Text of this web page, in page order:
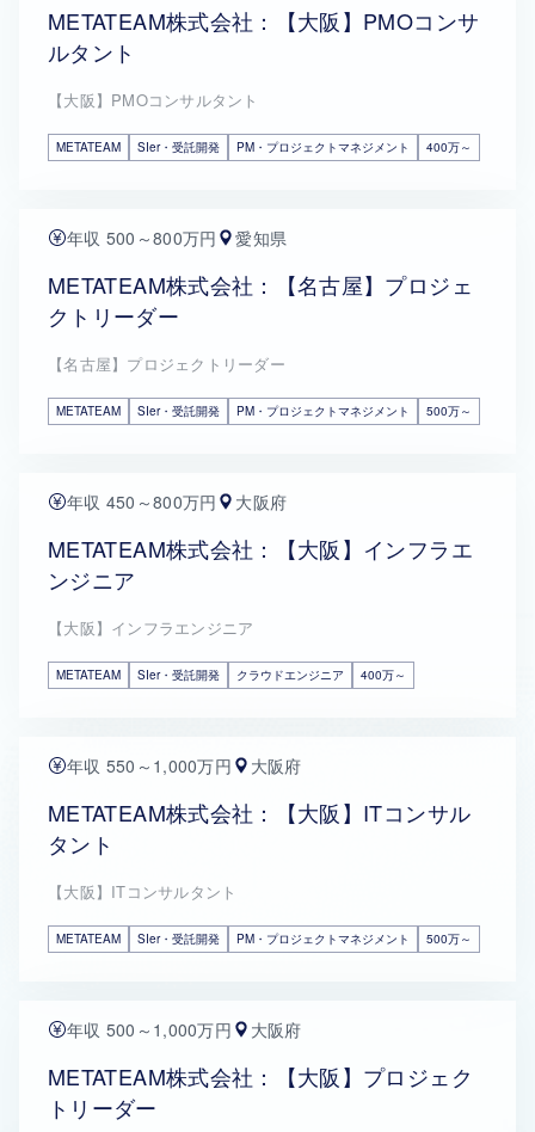
METATEAM株式会社：【大阪】PMOコンサ
ルタント
【大阪】PMOコンサルタント
METATEAM SIer・受託開発 PM・プロジェクトマネジメント 400万～
年収 500～800万円 愛知県
METATEAM株式会社：【名古屋】プロジェ
クトリーダー
【名古屋】プロジェクトリーダー
METATEAM SIer・受託開発 PM・プロジェクトマネジメント 500万～
年収 450～800万円 大阪府
METATEAM株式会社：【大阪】インフラエ
ンジニア
【大阪】インフラエンジニア
METATEAM SIer・受託開発 クラウドエンジニア 400万～
年収 550～1,000万円 大阪府
METATEAM株式会社：【大阪】ITコンサル
タント
【大阪】ITコンサルタント
METATEAM SIer・受託開発 PM・プロジェクトマネジメント 500万～
年収 500～1,000万円 大阪府
METATEAM株式会社：【大阪】プロジェク
トリーダー